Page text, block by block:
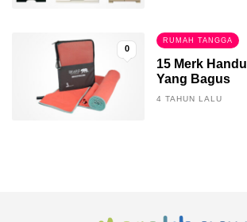
0
RUMAH TANGGA
15 Merk
Yang Bagus
4 TAHUN LALU